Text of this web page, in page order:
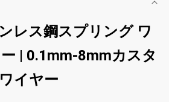
レス鋼スプリング ワ
| 0.1mm-8mmカスタ
イヤー